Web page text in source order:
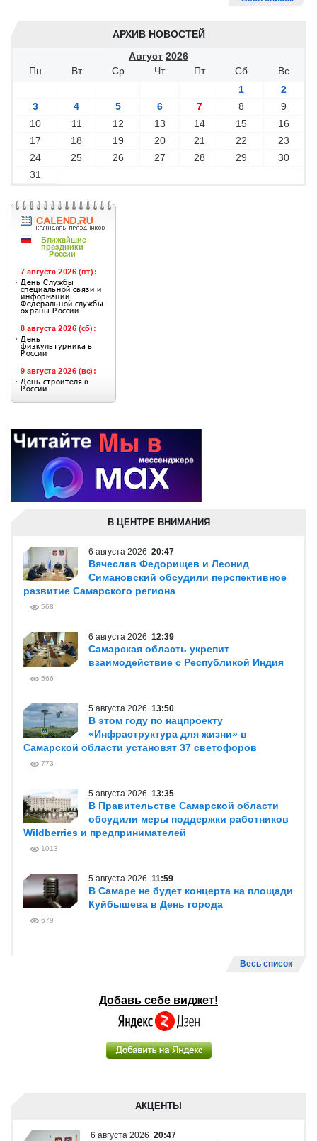
АРХИВ НОВОСТЕЙ
Август 2026
Пн
Вт Ср Чт Пт Сб
Вс
1
2
3
4 5 6 7 8
9
10
11 12 13 14 15
16
17
18 19 20 21 22
23
24
25 26 27 28 29
30
31
В ЦЕНТРЕ ВНИМАНИЯ
6 августа 2026 20:47
Вячеслав Федорищев и Леонид
Симановский обсудили перспективное
развитие Самарского региона
568
6 августа 2026 12:39
Самарская область укрепит
взаимодействие с Республикой Индия
566
5 августа 2026 13:50
В этом году по нацпроекту
«Инфраструктура для жизни» в
Самарской области установят 37 светофоров
773
5 августа 2026 13:35
В Правительстве Самарской области
обсудили меры поддержки работников
Wildberries и предпринимателей
1013
5 августа 2026 11:59
В Самаре не будет концерта на площади
Куйбышева в День города
679
Весь список
Добавь себе виджет!
АКЦЕНТЫ
6 августа 2026 20:47